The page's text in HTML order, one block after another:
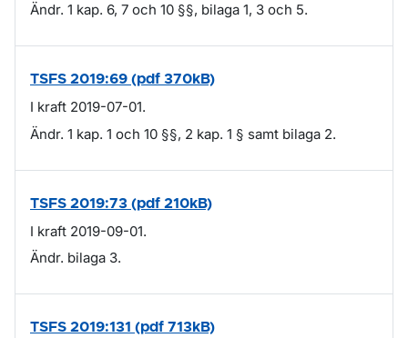
Ändr. 1 kap. 6, 7 och 10 §§, bilaga 1, 3 och 5.
TSFS 2019:69 (pdf 370kB)
I kraft 2019-07-01.
Ändr. 1 kap. 1 och 10 §§, 2 kap. 1 § samt bilaga 2.
TSFS 2019:73 (pdf 210kB)
I kraft 2019-09-01.
Ändr. bilaga 3.
TSFS 2019:131 (pdf 713kB)